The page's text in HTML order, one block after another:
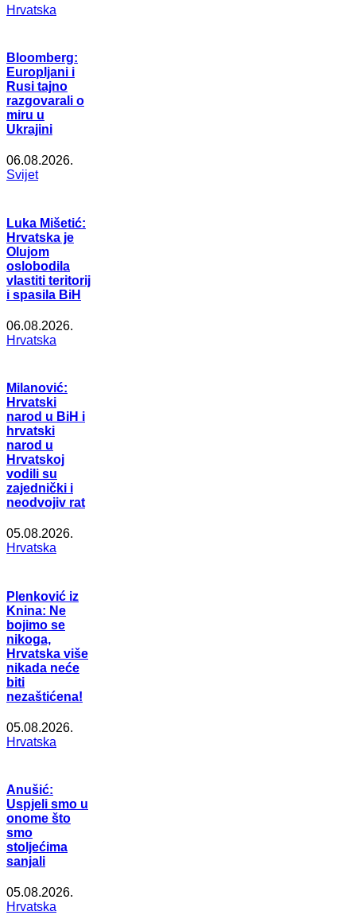
Hrvatska
Bloomberg:
Europljani i
Rusi tajno
razgovarali o
miru u
Ukrajini
06.08.2026.
Svijet
Luka Mišetić:
Hrvatska je
Olujom
oslobodila
vlastiti teritorij
i spasila BiH
06.08.2026.
Hrvatska
Milanović:
Hrvatski
narod u BiH i
hrvatski
narod u
Hrvatskoj
vodili su
zajednički i
neodvojiv rat
05.08.2026.
Hrvatska
Plenković iz
Knina: Ne
bojimo se
nikoga,
Hrvatska više
nikada neće
biti
nezaštićena!
05.08.2026.
Hrvatska
Anušić:
Uspjeli smo u
onome što
smo
stoljećima
sanjali
05.08.2026.
Hrvatska